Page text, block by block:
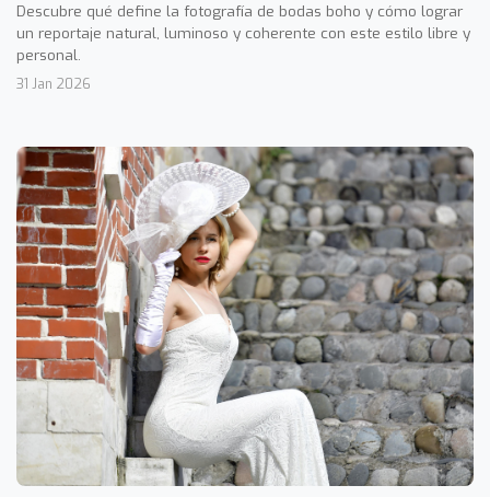
Descubre qué define la fotografía de bodas boho y cómo lograr
un reportaje natural, luminoso y coherente con este estilo libre y
personal.
31 Jan 2026